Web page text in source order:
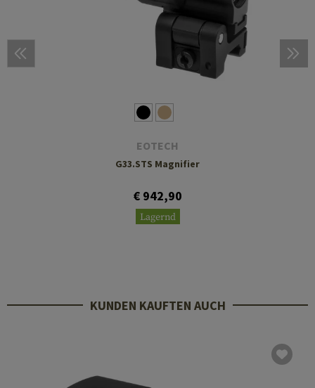
EOTECH
G33.STS Magnifier
€ 942,90
Lagernd
KUNDEN KAUFTEN AUCH